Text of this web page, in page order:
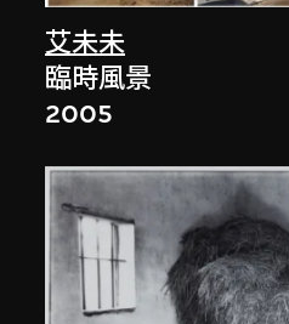
艾未未
臨時風景
2005